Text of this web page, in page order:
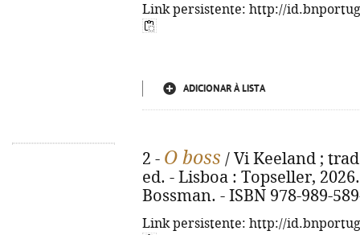
Link persistente: http://
ADICIONAR À LISTA
2 - O boss / Vi Keeland ;
ed. - Lisboa : Topseller,
Bossman. - ISBN 978-989-
Link persistente: http://